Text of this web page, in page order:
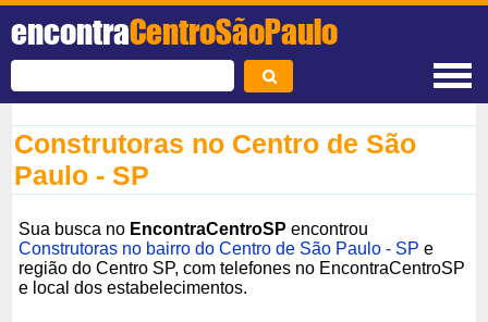
encontraCentroSãoPaulo
Construtoras no Centro de São
Paulo - SP
Sua busca no EncontraCentroSP encontrou
Construtoras no bairro do Centro de São Paulo - SP e
região do Centro SP, com telefones no EncontraCentroSP
e local dos estabelecimentos.